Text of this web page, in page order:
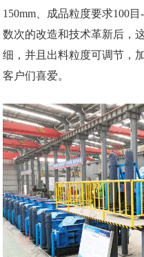
150mm、成品粒度要求100
数次的改造和技术革新后，
细，并且出料粒度可调节，
客户们喜爱。